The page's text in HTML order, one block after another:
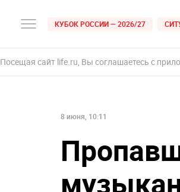
КУБОК РОССИИ — 2026/27
Посещая сайт life.ru, Вы соглашаетесь с
8 июня, 10:11